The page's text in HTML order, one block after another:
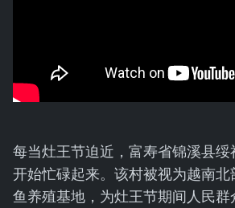
每当灶王节迫近，富寿省锦溪县绥
开始忙碌起来。该村被视为越南
鱼养殖基地，为灶王节期间人民